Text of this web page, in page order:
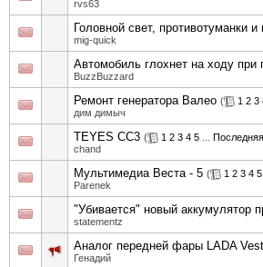
rvs63
Головной свет, противотуманки и
mig-quick
Автомобиль глохнет на ходу при
BuzzBuzzard
Ремонт генератора Валео ( 1 2 3
дим димыч
TEYES CC3 ( 1 2 3 4 5
chand
Мультимедиа Веста - 5 ( 1 2 3 4 5
Parenek
"Убивается" новый аккумулятор
statementz
Аналог передней фары LADA
Генадий